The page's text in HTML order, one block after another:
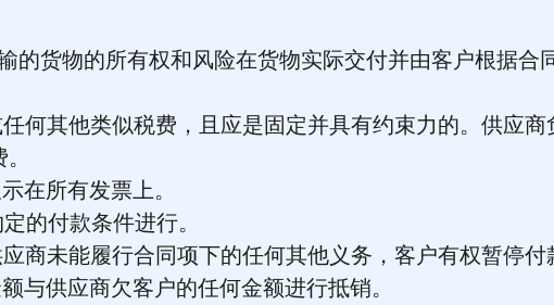
的货物的所有权和风险在货物实际交付并由客户根据合
何其他类似税费，且应是固定并具有约束力的。供应
在所有发票上。
的付款条件进行。
商未能履行合同项下的任何其他义务，客户有权暂停付
与供应商欠客户的任何金额进行抵销。